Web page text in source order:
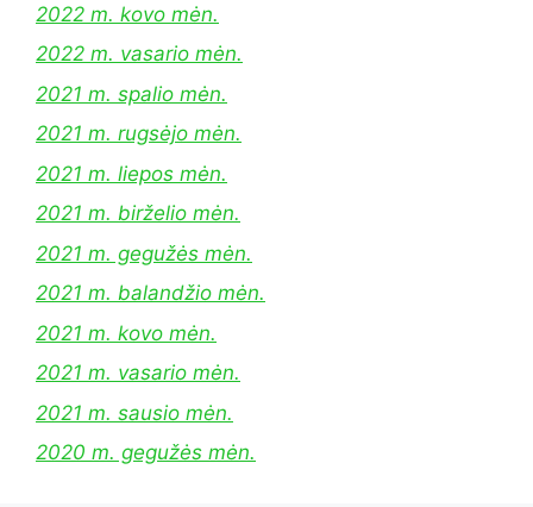
2022 m. kovo mėn.
2022 m. vasario mėn.
2021 m. spalio mėn.
2021 m. rugsėjo mėn.
2021 m. liepos mėn.
2021 m. birželio mėn.
2021 m. gegužės mėn.
2021 m. balandžio mėn.
2021 m. kovo mėn.
2021 m. vasario mėn.
2021 m. sausio mėn.
2020 m. gegužės mėn.